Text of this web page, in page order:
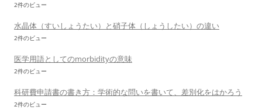
2件のビュー
水晶体（すいしょうたい）と硝子体（しょうしたい）の違い
2件のビュー
医学用語としてのmorbidityの意味
2件のビュー
科研費申請書の書き方：学術的な問いを書いて、差別化をはかろう
2件のビュー